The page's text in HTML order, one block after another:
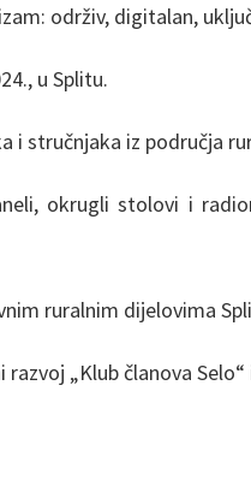
održiv, digitalan,
u Splitu.
i stručnjaka iz područja
okrugli stolovi i
ruralnim dijelovima
„Klub članova